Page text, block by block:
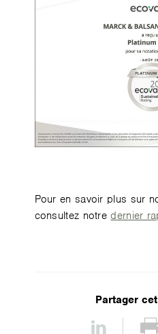
Pour en savoir plus sur
consultez notredernier
Partager